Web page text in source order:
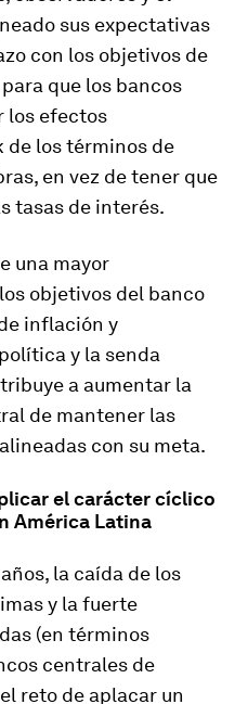
sus expectativas
con los objetivos de
que los bancos
los efectos
de los términos de
en vez de tener que
tasas de interés.
una mayor
objetivos del banco
inflación y
y la senda
a aumentar la
de mantener las
con su meta.
el carácter cíclico
América Latina
la caída de los
y la fuerte
(en términos
centrales de
reto de aplacar un